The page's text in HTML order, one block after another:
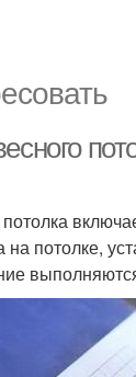
потолке,